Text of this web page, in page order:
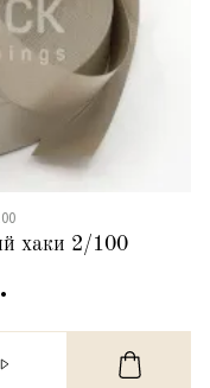
хаки 2/100